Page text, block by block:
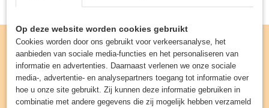
Op deze website worden cookies gebruikt
Cookies worden door ons gebruikt voor verkeersanalyse, het
aanbieden van sociale media-functies en het personaliseren van
informatie en advertenties. Daarnaast verlenen we onze sociale
media-, advertentie- en analysepartners toegang tot informatie over
hoe u onze site gebruikt. Zij kunnen deze informatie gebruiken in
combinatie met andere gegevens die zij mogelijk hebben verzameld